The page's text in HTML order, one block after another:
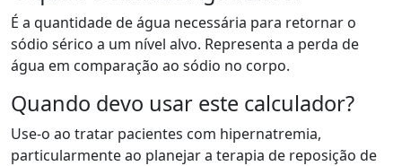
É a quantidade de água necessária para retornar o
sódio sérico a um nível alvo. Representa a perda de
água em comparação ao sódio no corpo.
Quando devo usar este calculador?
Use-o ao tratar pacientes com hipernatremia,
particularmente ao planejar a terapia de reposição de